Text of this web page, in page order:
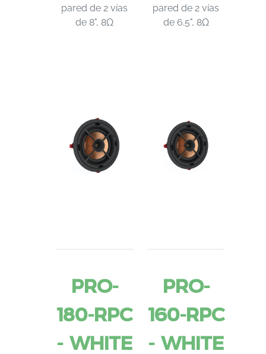
pared de 2 vías
de 8", 8Ω
pared de 2 vías
de 6.5", 8Ω
PRO-
180-RPC
- WHITE
PRO-
160-RPC
- WHITE